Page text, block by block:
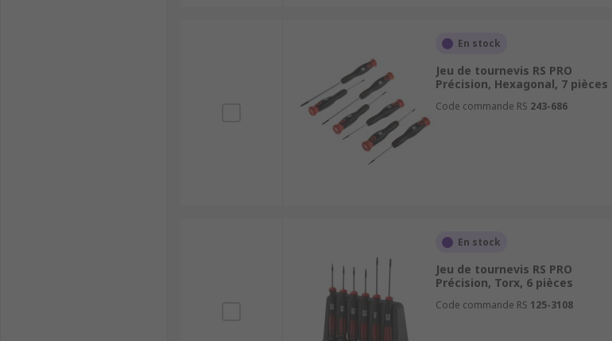
En stock
Jeu de tournevis RS PRO
Précision, Hexagonal, 7 pièces
Code commande RS 243-686
En stock
Jeu de tournevis RS PRO
Précision, Torx, 6 pièces
Code commande RS 125-3108